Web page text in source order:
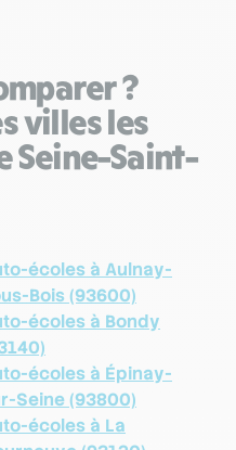
?
villes les
Seine-Saint-
écoles à Aulnay-
Bois (93600)
écoles à Bondy
écoles à Épinay-
Seine (93800)
écoles à La